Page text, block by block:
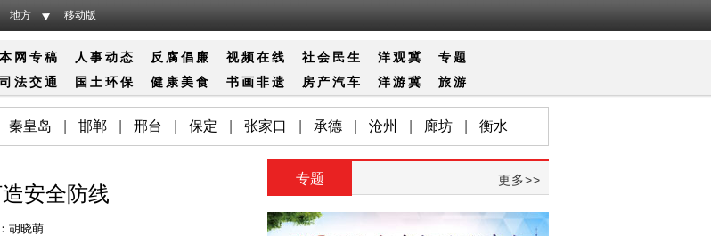
地方 移动版
本网专稿 人事动态 反腐倡廉 视频在线 社会 民生 洋观冀
专题
司法交通 国土 环保 健康美食 书画非遗 房产汽车 洋游冀 旅游
秦皇岛 邯郸 邢台 保定 张家口 承德 沧州 廊坊 衡水
安全防线
胡晓萌
专题 更多>>